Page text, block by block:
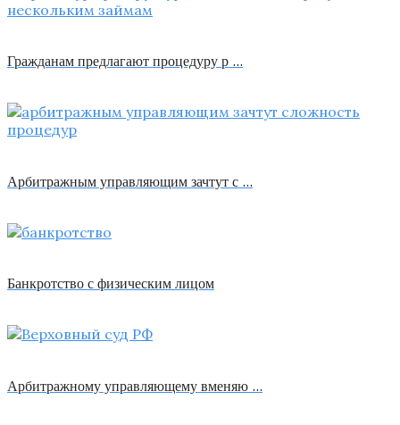
Гражданам предлагают процедуру р …
Арбитражным управляющим зачтут с …
Банкротство с физическим лицом
Арбитражному управляющему вменяю …